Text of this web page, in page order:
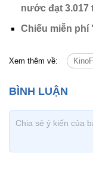
nước đạt 3.017
Chiếu miễn phí
Xem thêm về: